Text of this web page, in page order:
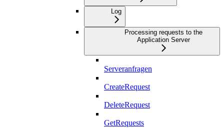
Log
Processing requests to the
Application Server
Serveranfragen
CreateRequest
DeleteRequest
GetRequests